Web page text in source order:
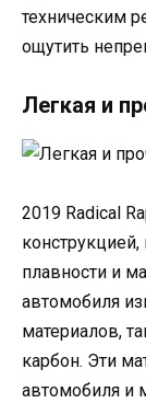
техническим
ощутить
Легкая и
2019 Radical
плавности и
автомобиля
материалов,
карбон. Эти
автомобиля и